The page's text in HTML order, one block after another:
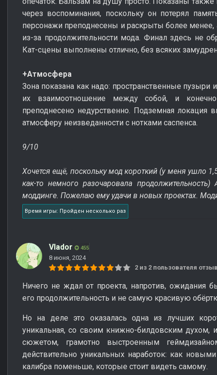
через воспоминания, поскольку он потерял
персонажи преподнесены и раскрыты более
из-за продолжительности мода. Финал здесь не
Кат-сцены выполнены отлично, без всяких
+Атмосфера
Зона показана как надо: пространственные пузыри
их взаимоотношение между собой, и
преподнесено недурственно. Подземная локация
атмосферу неизведанности с нотками саспенса.
9/10
Хочется ещё, поскольку мод короткий (у меня ушло
как-то немного разочаровала
моддинге. Пожелаю ему удачи в новых проектах.
Время игры: Пройден несколько раз
Vlador 455
8 июня, 2024
2 из 2 пользователя
Ничего не ждал от проекта, напротив, ожидания
его продолжительность и не самую красивую
Но на деле это оказалась одна из лучших
уникальная, со своим книжно-билдовским духом,
сюжетом, грамотно выстроенным
действительно уникальных наработок: как
калибра поменьше, которые стоит видеть самому.